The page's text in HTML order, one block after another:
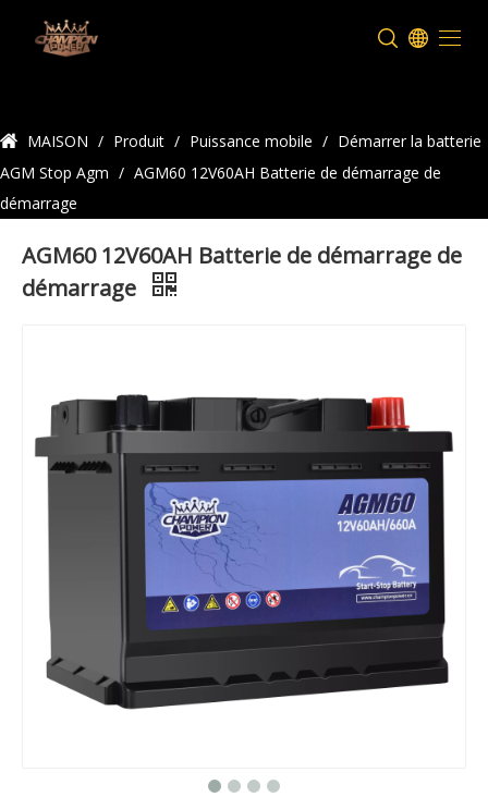
MAISON / Produit / Puissance mobile / Démarrer la batterie
AGM Stop Agm / AGM60 12V60AH Batterie de démarrage de
démarrage
AGM60 12V60AH Batterie de démarrage de
démarrage